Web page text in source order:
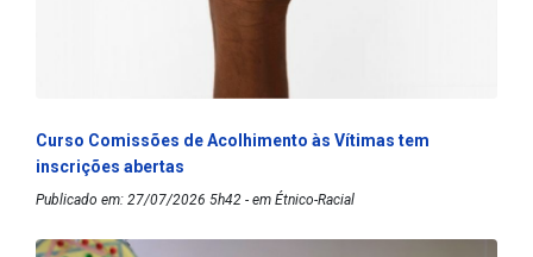
Curso Comissões de Acolhimento às Vítimas tem
inscrições abertas
Publicado em: 27/07/2026 5h42 - em Étnico-Racial